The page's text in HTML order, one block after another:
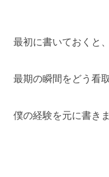
最初に書いておくと
最期の瞬間をどう看
僕の経験を元に書きま